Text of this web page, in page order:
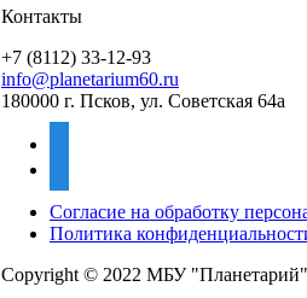
Контакты
+7 (8112) 33-12-93
info@planetarium60.ru
180000 г. Псков, ул. Советская 64а
Согласие на обработку
Политика
Copyright © 2022 МБУ